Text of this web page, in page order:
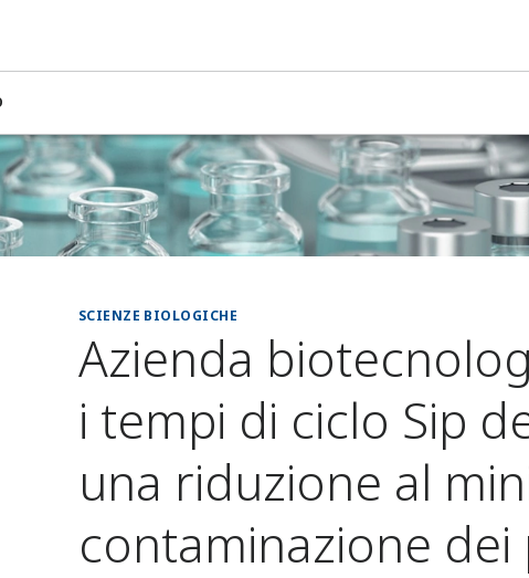
SCIENZE BIOLOGICHE
Azienda
i tempi di ciclo Sip
una riduzione al
contaminazione